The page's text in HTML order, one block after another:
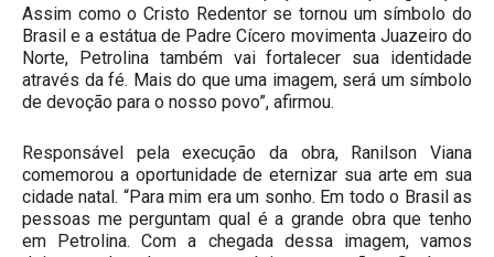
Assim como o Cristo Redentor se tornou um símbolo do
Brasil e a estátua de Padre Cícero movimenta Juazeiro do
Norte, Petrolina também vai fortalecer sua identidade
através da fé. Mais do que uma imagem, será um símbolo
de devoção para o nosso povo”, afirmou.
Responsável pela execução da obra, Ranilson Viana
comemorou a oportunidade de eternizar sua arte em sua
cidade natal. “Para mim era um sonho. Em todo o Brasil as
pessoas me perguntam qual é a grande obra que tenho
em Petrolina. Com a chegada dessa imagem, vamos